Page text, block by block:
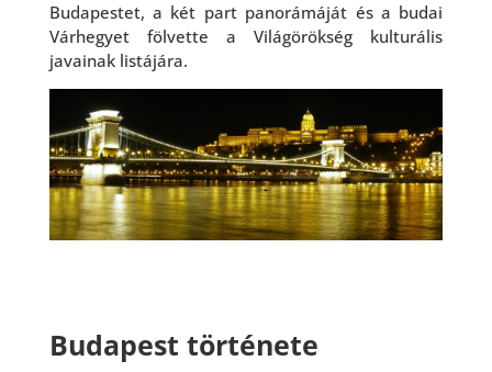
Budapestet, a két part panorámáját és a budai
Várhegyet fölvette a Világörökség kulturális
javainak listájára.
Budapest története